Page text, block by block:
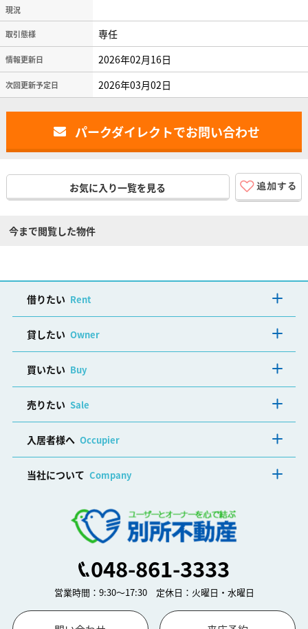
現況
取引態様 専任
情報更新日 2026年02月16日
次回更新予定日 2026年03月02日
パークダイレクトでお問い合わせ
お気に入り一覧を見る
今まで閲覧した物件
借りたい Rent
貸したい Owner
買いたい Buy
売りたい Sale
入居者様へ Occupier
当社について Company
048-861-3333
営業時間：9:30～17:30 定休日：火曜日・水曜日